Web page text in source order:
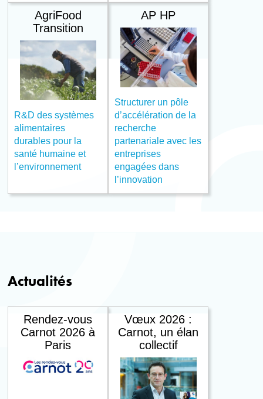
AgriFood
Transition
R&D des systèmes
alimentaires
durables pour la
santé humaine et
l’environnement
AP HP
Structurer un pôle
d’accélération de la
recherche
partenariale avec les
entreprises
engagées dans
l’innovation
Actualités
Rendez-vous
Carnot 2026 à
Paris
Vœux 2026 :
Carnot, un élan
collectif